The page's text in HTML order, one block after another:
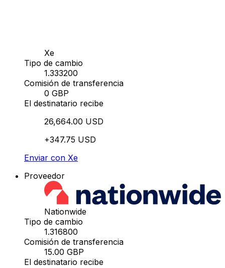
Xe
Tipo de cambio
1.333200
Comisión de transferencia
0 GBP
El destinatario recibe
26,664.00 USD
+347.75 USD
Enviar con Xe
Proveedor
Nationwide
Tipo de cambio
1.316800
Comisión de transferencia
15.00 GBP
El destinatario recibe